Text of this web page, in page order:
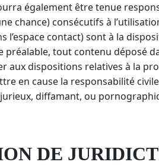
également être tenue
chance) consécutifs à
l’espace contact) sont à la
préalable, tout contenu déposé
aux dispositions relatives à la
en cause la responsabilité
diffamant, ou
DE